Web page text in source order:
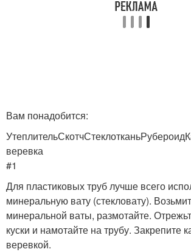
Вам понадобится:
веревка
#1
Для пластиковых труб лучше всего
минеральную вату (стекловату).
минеральной ваты, размотайте.
куски и намотайте на трубу. Закрепите
веревкой.